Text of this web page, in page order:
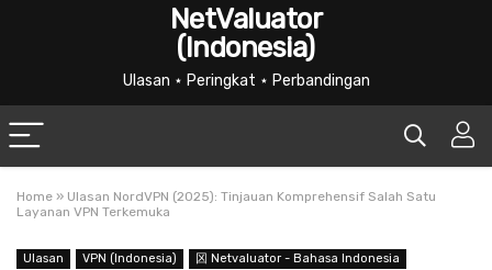
NetValuator
(Indonesia)
Ulasan ⋆ Peringkat ⋆ Perbandingan
Home » Ulasan NordVPN (2025): Tinjauan Komprehensif Salah Satu
Layanan VPN Terkemuka
Ulasan VPN (Indonesia) 龱 Netvaluator - Bahasa Indonesia